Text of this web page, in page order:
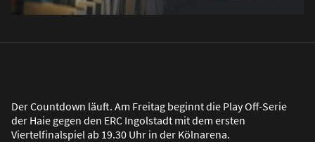
Der Countdown läuft. Am Freitag beginnt die Play Off-Serie
der Haie gegen den ERC Ingolstadt mit dem ersten
Viertelfinalspiel ab 19.30 Uhr in der Kölnarena.